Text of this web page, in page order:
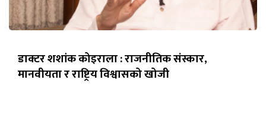
डाक्टर शशांक कोइराला : राजनीतिक संस्कार,
मानवीयता र राष्ट्रिय विश्वासको खोजी